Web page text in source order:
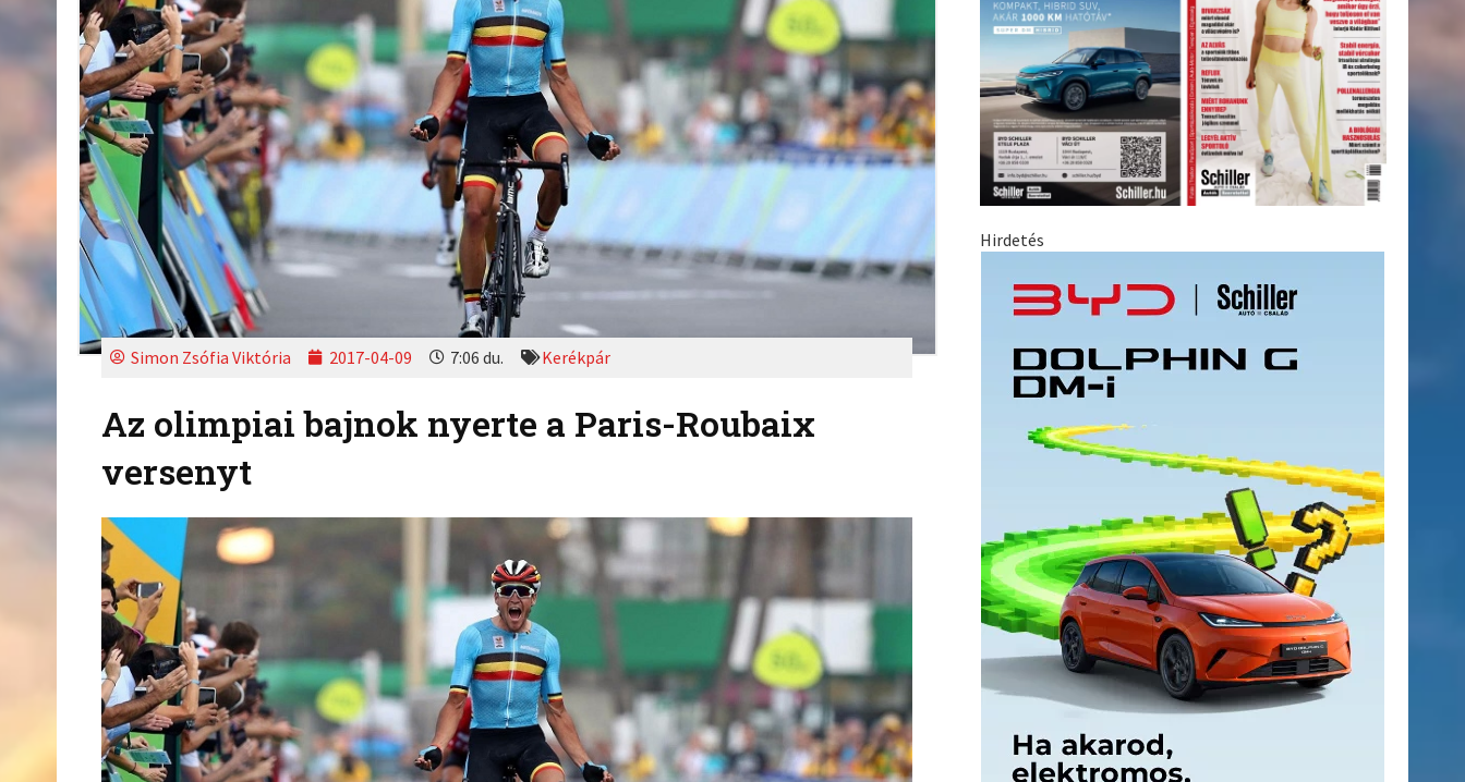
Simon Zsófia Viktória 2017-04-09 7:06 du. Kerékpár
Az olimpiai bajnok nyerte a Paris-Roubaix
versenyt
Hirdetés